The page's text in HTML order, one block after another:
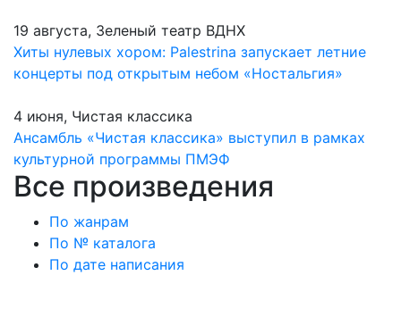
19 августа, Зеленый театр ВДНХ
Хиты нулевых хором: Palestrina запускает летние
концерты под открытым небом «Ностальгия»
4 июня, Чистая классика
Ансамбль «Чистая классика» выступил в рамках
культурной программы ПМЭФ
Все произведения
По жанрам
По № каталога
По дате написания